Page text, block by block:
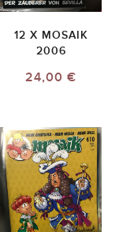
12 X MOSAIK
2006
24,00 €